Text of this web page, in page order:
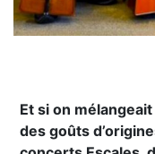
Et si on
des goûts